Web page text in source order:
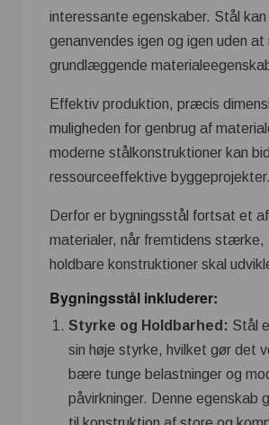
interessante egenskaber. Stål kan
genanvendes igen og igen uden at
grundlæggende
Effektiv produktion, præcis
muligheden for genbrug af
moderne stålkonstruktioner kan
ressourceeffektive byggeprojekter.
Derfor er bygningsstål fortsat et
materialer, når fremtidens stærke,
holdbare konstruktioner skal
Bygningsstål inkluderer:
Styrke og Holdbarhed: Stål
sin høje styrke, hvilket gør det
bære tunge belastninger og
påvirkninger. Denne egenskab